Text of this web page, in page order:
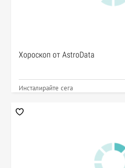
Хороскоп от AstroData
Инсталирайте сега